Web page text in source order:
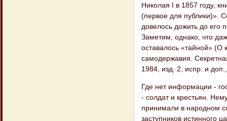
Николая I в 1857 году,
(первое для публики)».
довелось дожить до его
Заметим, однако, что
оставалось «тайной»
самодержавия.
1984, изд. 2, испр. и
Где нет информации -
- солдат и крестьян.
принимали в народном
заступников истинного